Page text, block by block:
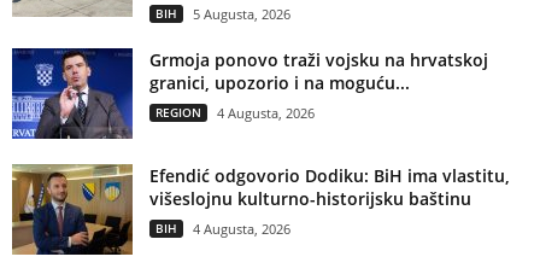
BIH 5 Augusta, 2026
Grmoja ponovo traži vojsku na hrvatskoj
granici, upozorio i na moguću...
REGION 4 Augusta, 2026
Efendić odgovorio Dodiku: BiH ima vlastitu,
višeslojnu kulturno-historijsku baštinu
BIH 4 Augusta, 2026